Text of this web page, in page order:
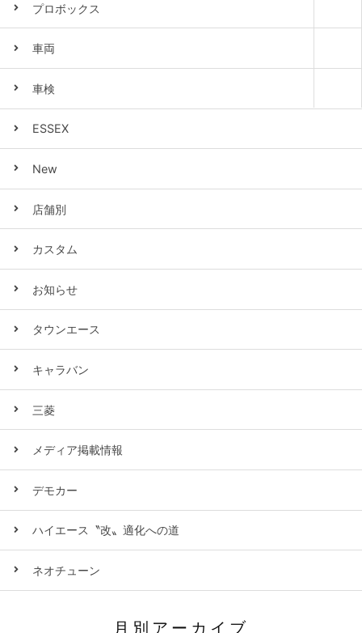
プロボックス
車両
車検
ESSEX
New
店舗別
カスタム
お知らせ
タウンエース
キャラバン
三菱
メディア掲載情報
デモカー
ハイエース〝改〟適化への道
ネオチューン
月別アーカイブ